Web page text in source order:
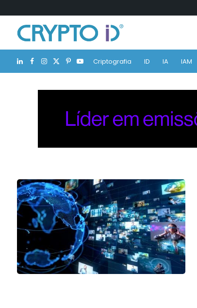
LinkedIn
Facebook
Instagram
X
(Twitter)
Pinterest
YouTubeCriptografia ID IA IAM